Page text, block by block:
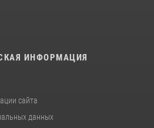
ИНФОРМАЦИЯ
сайта
данных